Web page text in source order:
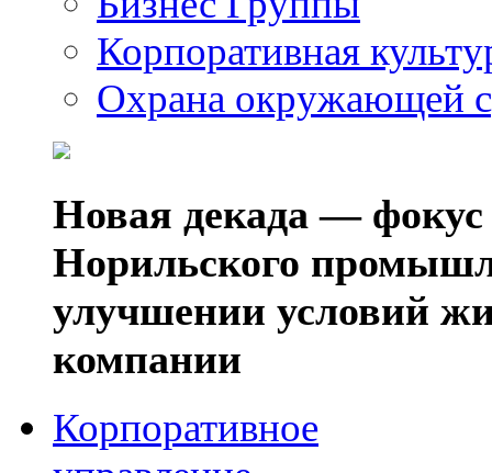
Корпоративная
Охрана окружающей
Новая декада — фокус
Норильского
улучшении условий
компании
Корпоративное